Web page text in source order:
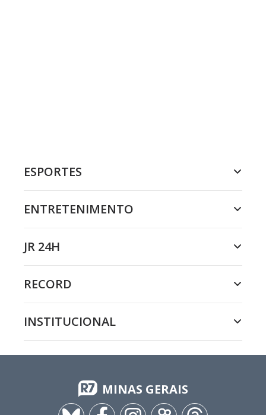
ESPORTES
ENTRETENIMENTO
JR 24H
RECORD
INSTITUCIONAL
MINAS GERAIS